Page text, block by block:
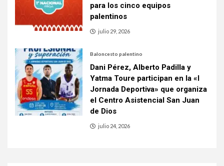
para los cinco equipos
palentinos
julio 29, 2026
Baloncesto palentino
Dani Pérez, Alberto Padilla y
Yatma Toure participan en la «I
Jornada Deportiva» que organiza
el Centro Asistencial San Juan
de Dios
julio 24, 2026